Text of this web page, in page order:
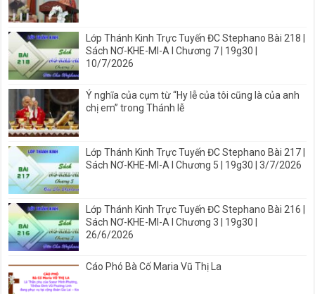
Lớp Thánh Kinh Trực Tuyến ĐC Stephano Bài 218 |
Sách NƠ-KHE-MI-A I Chương 7 | 19g30 |
10/7/2026
Ý nghĩa của cụm từ “Hy lễ của tôi cũng là của anh
chị em” trong Thánh lễ
Lớp Thánh Kinh Trực Tuyến ĐC Stephano Bài 217 |
Sách NƠ-KHE-MI-A I Chương 5 | 19g30 | 3/7/2026
Lớp Thánh Kinh Trực Tuyến ĐC Stephano Bài 216 |
Sách NƠ-KHE-MI-A I Chương 3 | 19g30 |
26/6/2026
Cáo Phó Bà Cố Maria Vũ Thị La